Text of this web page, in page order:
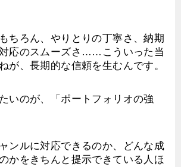
ちろん、やりとりの丁寧さ、納期
応のスムーズさ……こういった当
が、長期的な信頼を生むんです。
いのが、「ポートフォリオの強
ンルに対応できるのか、どんな成
かをきちんと提示できている人ほ